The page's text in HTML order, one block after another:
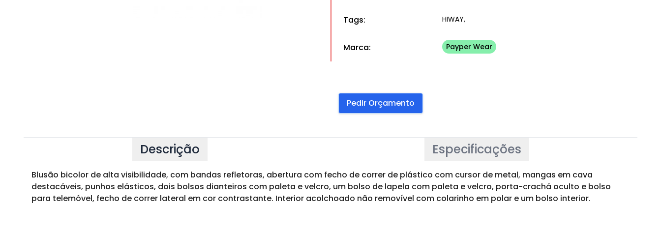
Tags: HIWAY,
Marca: Payper Wear
Pedir Orçamento
Descrição Especificações
Blusão bicolor de alta visibilidade, com bandas refletoras, abertura com fecho de correr de plástico com cursor de metal, mangas em cava
destacáveis, punhos elásticos, dois bolsos dianteiros com paleta e velcro, um bolso de lapela com paleta e velcro, porta-crachá oculto e bolso
para telemóvel, fecho de correr lateral em cor contrastante. Interior acolchoado não removível com colarinho em polar e um bolso interior.